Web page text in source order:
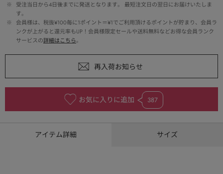
※
受注当日から4日後までに発送となります。 最短注文日の翌日にお届けいたしま
す。
※
会員様は、税抜¥100毎に1ポイント＝¥1でご利用頂けるポイントが貯まり、会員ラ
ンクが上がると還元率もUP！会員様限定セールや送料無料などお得な会員ランク
サービスの詳細はこちら。
お気に入りに追加 387
アイテム詳細 サイズ